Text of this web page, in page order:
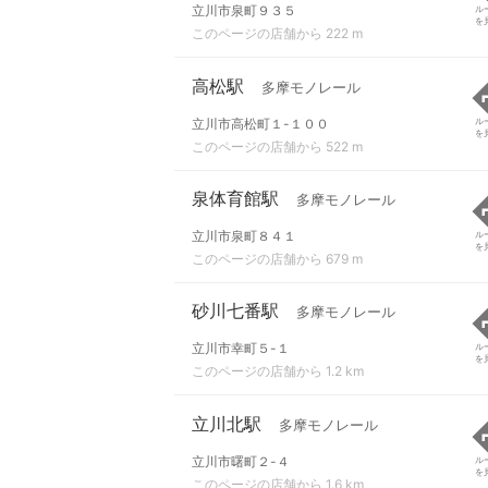
立川市泉町９３５
このページの店舗から 222 m
ル
を
高松駅 多摩モノレール
立川市高松町１-１００
このページの店舗から 522 m
ル
を
泉体育館駅 多摩モノレール
立川市泉町８４１
このページの店舗から 679 m
ル
を
砂川七番駅 多摩モノレール
立川市幸町５-１
このページの店舗から 1.2 km
ル
を
立川北駅 多摩モノレール
立川市曙町２-４
このページの店舗から 1.6 km
ル
を